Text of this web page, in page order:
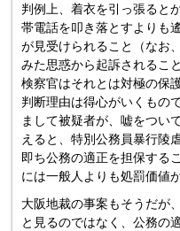
判例上、着衣を引っ張ると
帯電話を叩き落とすよりも
が見受けられること（なお
みた思惑から起訴されるこ
検察官はそれとは対極の保
判断理由は得心がいくもの
まして被疑者が、嘘をつい
えると、特別公務員暴行陵
即ち公務の適正を担保する
には一般人よりも処罰価値
大阪地裁の事案もそうだが
と見るのではなく、公務の